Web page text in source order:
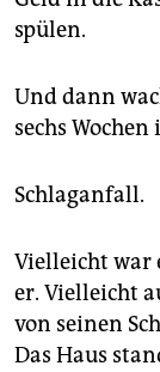
spülen.
Und dann
sechs
Schlaganfall.
Vielleicht war
er. Vielleicht
von seinen
Das Haus